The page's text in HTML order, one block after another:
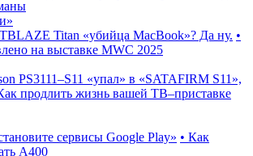
Titan «убийца MacBook»? Да ну. •
на выставке MWC 2025
PS3111–S11 «упал» в «SATAFIRM S11»,
продлить жизнь вашей ТВ–приставке
сервисы Google Play» • Как
A400